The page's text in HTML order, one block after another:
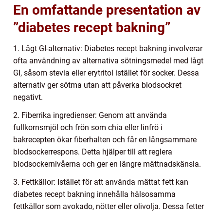
En omfattande presentation av
”diabetes recept bakning”
1. Lågt GI-alternativ: Diabetes recept bakning involverar
ofta användning av alternativa sötningsmedel med lågt
GI, såsom stevia eller erytritol istället för socker. Dessa
alternativ ger sötma utan att påverka blodsockret
negativt.
2. Fiberrika ingredienser: Genom att använda
fullkornsmjöl och frön som chia eller linfrö i
bakrecepten ökar fiberhalten och får en långsammare
blodsockerrespons. Detta hjälper till att reglera
blodsockernivåerna och ger en längre mättnadskänsla.
3. Fettkällor: Istället för att använda mättat fett kan
diabetes recept bakning innehålla hälsosamma
fettkällor som avokado, nötter eller olivolja. Dessa fetter